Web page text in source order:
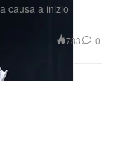
causa a inizio
783 0